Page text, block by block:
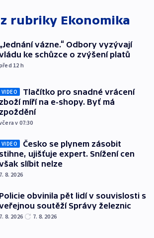
rubriky Ekonomika
„Jednání vázne.“ Odbory vyzývají
ke schůzce o zvýšení platů
12 h
VIDEO
Tlačítko pro snadné vrácení
zboží míří na e-shopy. Byť má
zpoždění
v 07:30
VIDEO
Česko se plynem zásobit
stihne, ujišťuje expert. Snížení cen
slíbit nelze
7. 8. 2026
Policie obvinila pět lidí v souvislosti s
soutěží Správy železnic
7. 8. 2026 7. 8. 2026